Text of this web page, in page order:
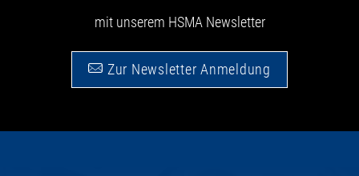
mit unserem HSMA Newsletter
Zur Newsletter Anmeldung